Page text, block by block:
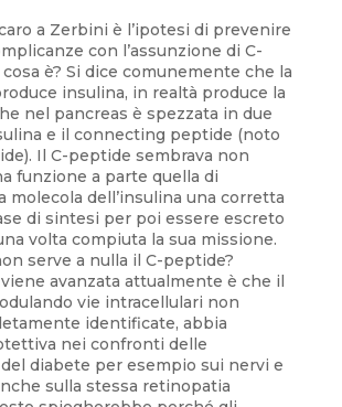
a Zerbini è l’ipotesi di prevenire
con l’assunzione di C-
è? Si dice comunemente che la
insulina, in realtà produce la
nel pancreas è spezzata in due
e il connecting peptide (noto
Il C-peptide sembrava non
funzione a parte quella di
molecola dell’insulina una corretta
di sintesi per poi essere escreto
volta compiuta la sua missione.
serve a nulla il C-peptide?
viene avanzata attualmente è che il
vie intracellulari non
identificate, abbia
nei confronti delle
diabete per esempio sui nervi e
sulla stessa retinopatia